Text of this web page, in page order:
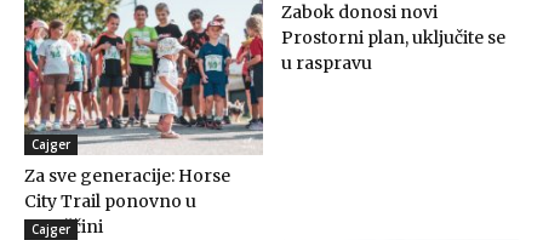
Cajger
Za sve generacije: Horse
City Trail ponovno u
Konjščini
Zabok donosi novi
Prostorni plan, uključite se
u raspravu
Cajger